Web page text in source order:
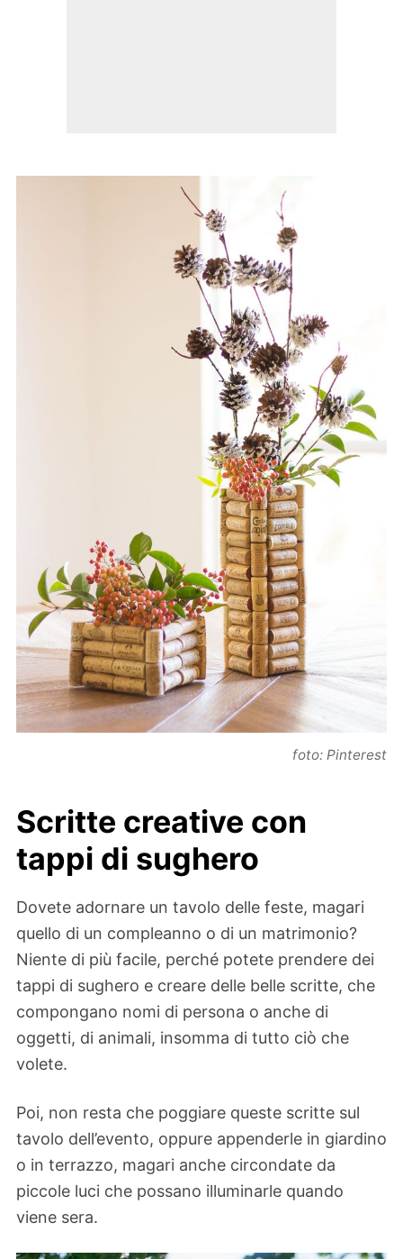
foto: Pinterest
Scritte creative con
tappi di sughero
Dovete adornare un tavolo delle feste, magari
quello di un compleanno o di un matrimonio?
Niente di più facile, perché potete prendere dei
tappi di sughero e creare delle belle scritte, che
compongano nomi di persona o anche di
oggetti, di animali, insomma di tutto ciò che
volete.
Poi, non resta che poggiare queste scritte sul
tavolo dell’evento, oppure appenderle in giardino
o in terrazzo, magari anche circondate da
piccole luci che possano illuminarle quando
viene sera.